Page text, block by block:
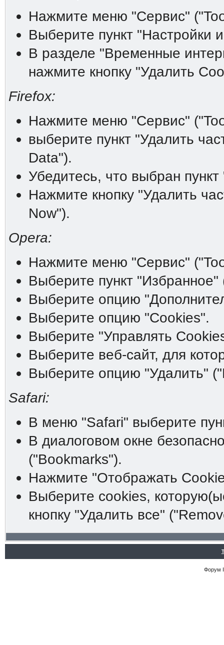
Нажмите меню "Сервис"
Выберите пункт "Настройки
В разделе "Временные
нажмите кнопку "Удалить
Firefox:
Нажмите меню "Сервис"
выберите пункт "Удалить
Data").
Убедитесь, что выбран
Нажмите кнопку "Удалить
Now").
Opera:
Нажмите меню "Сервис"
Выберите пункт
Выберите опцию
Выберите опцию "Cookies".
Выберите "Управлять
Выберите веб-сайт, для
Выберите опцию "Удалить"
Safari:
В меню "Safari" выберите
В диалоговом окне
("Bookmarks").
Нажмите "Отображать
Выберите cookies,
кнопку "Удалить все"
Форум